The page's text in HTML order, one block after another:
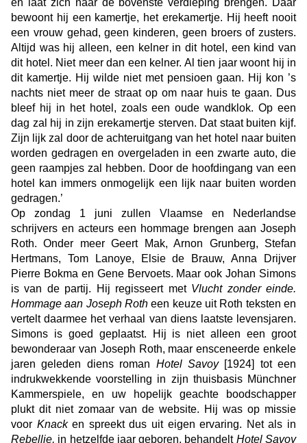
en laat zich naar de bovenste verdieping brengen. Daar
bewoont hij een kamertje, het erekamertje. Hij heeft nooit
een vrouw gehad, geen kinderen, geen broers of zusters.
Altijd was hij alleen, een kelner in dit hotel, een kind van
dit hotel. Niet meer dan een kelner. Al tien jaar woont hij in
dit kamertje. Hij wilde niet met pensioen gaan. Hij kon ’s
nachts niet meer de straat op om naar huis te gaan. Dus
bleef hij in het hotel, zoals een oude wandklok. Op een
dag zal hij in zijn erekamertje sterven. Dat staat buiten kijf.
Zijn lijk zal door de achteruitgang van het hotel naar buiten
worden gedragen en overgeladen in een zwarte auto, die
geen raampjes zal hebben. Door de hoofdingang van een
hotel kan immers onmogelijk een lijk naar buiten worden
gedragen.’
Op zondag 1 juni zullen Vlaamse en Nederlandse
schrijvers en acteurs een hommage brengen aan Joseph
Roth. Onder meer Geert Mak, Arnon Grunberg, Stefan
Hertmans, Tom Lanoye, Elsie de Brauw, Anna Drijver
Pierre Bokma en Gene Bervoets. Maar ook Johan Simons
is van de partij. Hij regisseert met Vlucht zonder einde.
Hommage aan Joseph Roth een keuze uit Roth teksten en
vertelt daarmee het verhaal van diens laatste levensjaren.
Simons is goed geplaatst. Hij is niet alleen een groot
bewonderaar van Joseph Roth, maar ensceneerde enkele
jaren geleden diens roman Hotel Savoy[1924] tot een
indrukwekkende voorstelling in zijn thuisbasis Münchner
Kammerspiele, en uw hopelijk geachte boodschapper
plukt dit niet zomaar van de website. Hij was op missie
voor Knacken spreekt dus uit eigen ervaring. Net als in
Rebellie, in hetzelfde jaar geboren, behandelt Hotel Savoy